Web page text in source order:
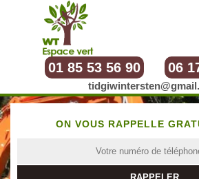
01 85 53 56 90 06
ON VOUS RAPPELLE